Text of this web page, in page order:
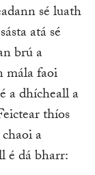
sé luath
atá sé
brú a
mála faoi
a dhícheall a
thíos
a
é dá bharr: